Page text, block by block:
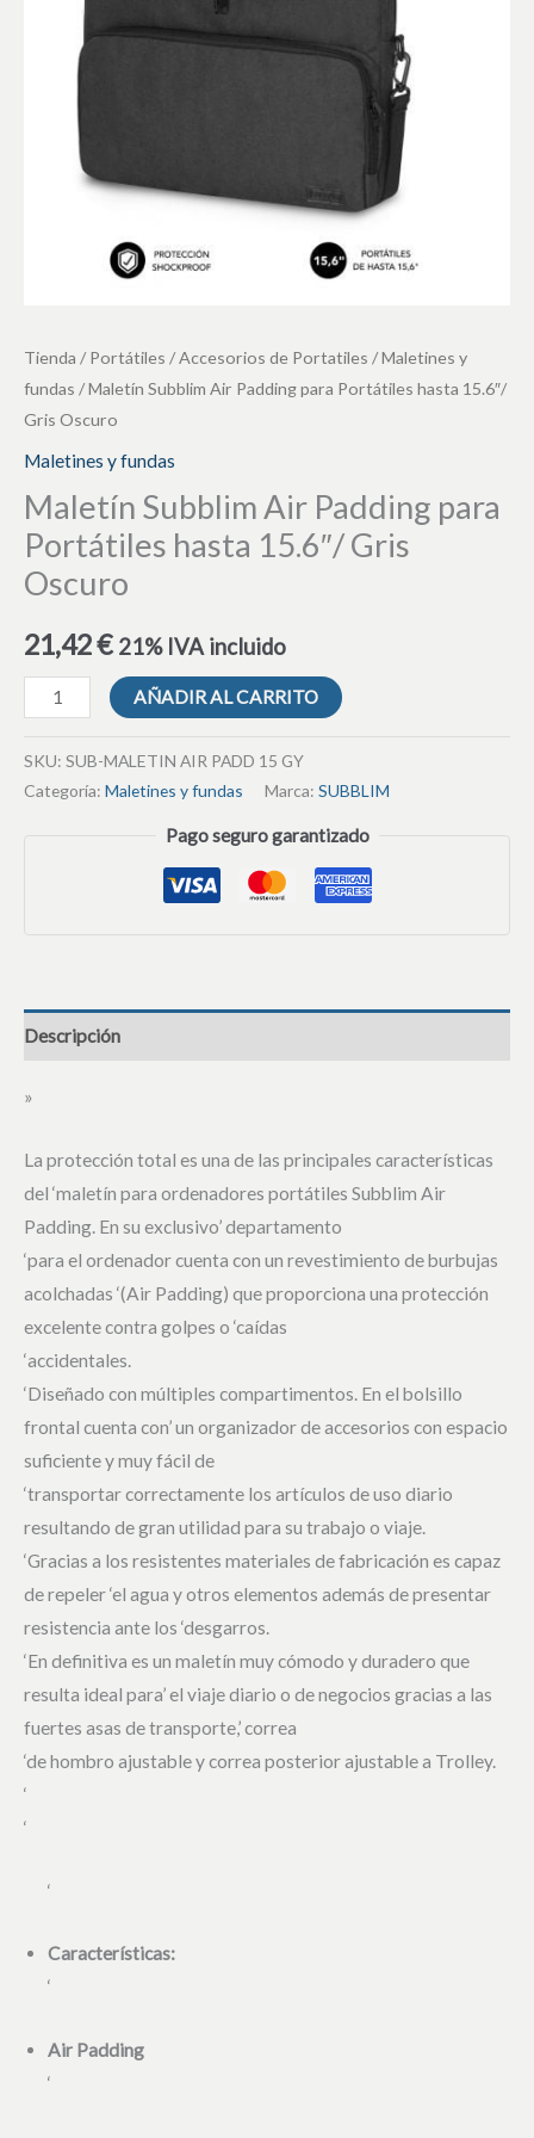
Tienda /Portátiles /Accesorios de Portatiles /Maletines y
fundas / Maletín Subblim Air Padding para Portátiles hasta 15.6″/
Gris Oscuro
Maletines y fundas
Maletín Subblim Air Padding para
Portátiles hasta 15.6″/ Gris
Oscuro
21,42€ 21% IVA incluido
Oscuro
cantidad
AÑADIR AL CARRITO
SKU: SUB-MALETIN AIR PADD 15 GY
Categoría: Maletines y fundas Marca: SUBBLIM
Pago seguro garantizado
Descripción
»
La protección total es una de las principales características
del ‘maletín para ordenadores portátiles Subblim Air
Padding. En su exclusivo’ departamento
‘para el ordenador cuenta con un revestimiento de burbujas
acolchadas ‘(Air Padding) que proporciona una protección
excelente contra golpes o ‘caídas
‘accidentales.
‘Diseñado con múltiples compartimentos. En el bolsillo
frontal cuenta con’ un organizador de accesorios con espacio
suficiente y muy fácil de
‘transportar correctamente los artículos de uso diario
resultando de gran utilidad para su trabajo o viaje.
‘Gracias a los resistentes materiales de fabricación es capaz
de repeler ‘el agua y otros elementos además de presentar
resistencia ante los ‘desgarros.
‘En definitiva es un maletín muy cómodo y duradero que
resulta ideal para’ el viaje diario o de negocios gracias a las
fuertes asas de transporte,’ correa
‘de hombro ajustable y correa posterior ajustable a Trolley.
‘
‘
‘
Características:
‘
Air Padding
‘